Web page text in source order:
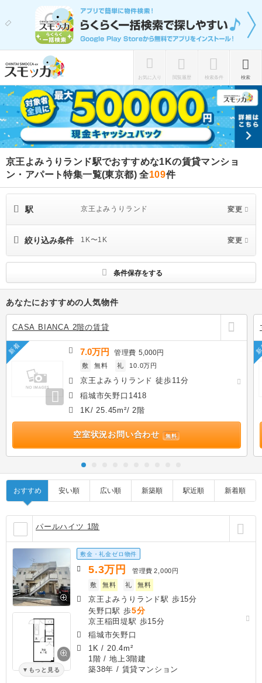
お気に入り 閲覧履歴 検索条件 検索
京王よみうりランド駅でおすすめな1Kの賃貸マンショ
ン・アパート特集一覧(東京都)全109件
駅 京王よみうりランド 変更
絞り込み条件 1K〜1K 変更
条件保存をする
あなたにおすすめの人気物件
CASA BIANCA 2階の賃貸
新着 7.0万円 管理費5,000円
敷 無料 礼 10.0万円
京王よみうりランド 徒歩11分
稲城市矢野口1418
1K/ 25.45m²/ 2階
空室状況お問い合わせ 無料
おすすめ 安い順 広い順 新築順 駅近順 新着順
パールハイツ 1階
もっと見る
敷金・礼金ゼロ物件
5.3万円 管理費 2,000円
敷
無料 礼 無料
京王よみうりランド駅 歩15分
矢野口駅 歩5分
京王稲田堤駅 歩15分
稲城市矢野口
1K / 20.4m²
1階 / 地上3階建
築38年 / 賃貸マンション